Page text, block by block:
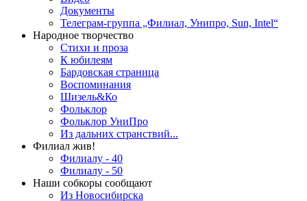
Документы
Телеграм-группа „Филиал, Унипро, Sun, Intel“
Народное творчество
Стихи и проза
К юбилеям
Бардовская страница
Воспоминания
Шизель&Ко
Фольклор
Фольклор УниПро
Из дальних странствий...
Филиал жив!
Филиалу - 40
Филиалу - 50
Наши собкоры сообщают
Из Новосибирска